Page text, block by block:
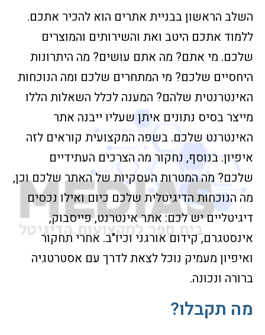
השלב הראשון בבניית אתרים הוא להכיר אתכם.
ללמוד אתכם היטב ואת והשירותים והמוצרים
שלכם. מי אתם? מה אתם עושים? מה היתרונות
היחסיים שלכם? מי המתחרים שלכם ומה הנוכחות
האינטרנטית שלהם? המענה לכלל השאלות הללו
מייצר בסיס נתונים איתן שעליו ייבנה אתר
האינטרנט שלכם. בשפה המקצועית קוראים לזה
איפיון. בנוסף, נחקור מה הצרכים העתידיים
שלכם? מה המטרות העסקיות של האתר שלכם וכן,
מה הנוכחות הדיגיטלית שלכם כיום ואילו נכסים
דיגיטליים יש לכם: אתר אינטרנט, פייסבוק,
אינסטגרם, קידום אורגני וכיו"ב. אחרי תחקור
ואיפיון מעמיק נוכל לצאת לדרך עם אסטרטגיה
ברורה ונכונה.
מה תקבלו?